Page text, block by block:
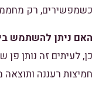
כשמפשירים, רק
האם ניתן להשתמש
כן, לעיתים זה נותן פן
חמיצות רעננה